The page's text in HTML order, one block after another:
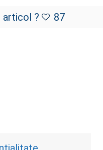
articol ? 87